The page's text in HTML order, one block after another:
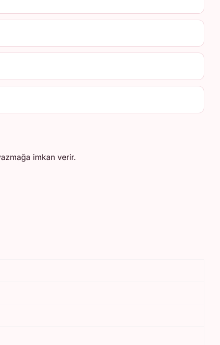
imkan verir.